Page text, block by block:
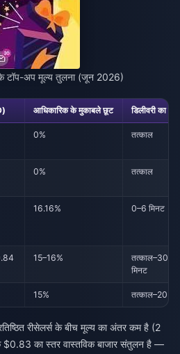
टॉप-अप मूल्य तुलना (जून 2026)
आधिकारिक के मुकाबले छूट डिलीवरी का
0% तत्काल
0% तत्काल
16.16% 0–6 मिनट
15–16%
तत्काल–30
मिनट
15% तत्काल–20
रीसेलर्स के बीच मूल्य का अंतर कम है (2
का स्तर वास्तविक बाजार संतुलन है —